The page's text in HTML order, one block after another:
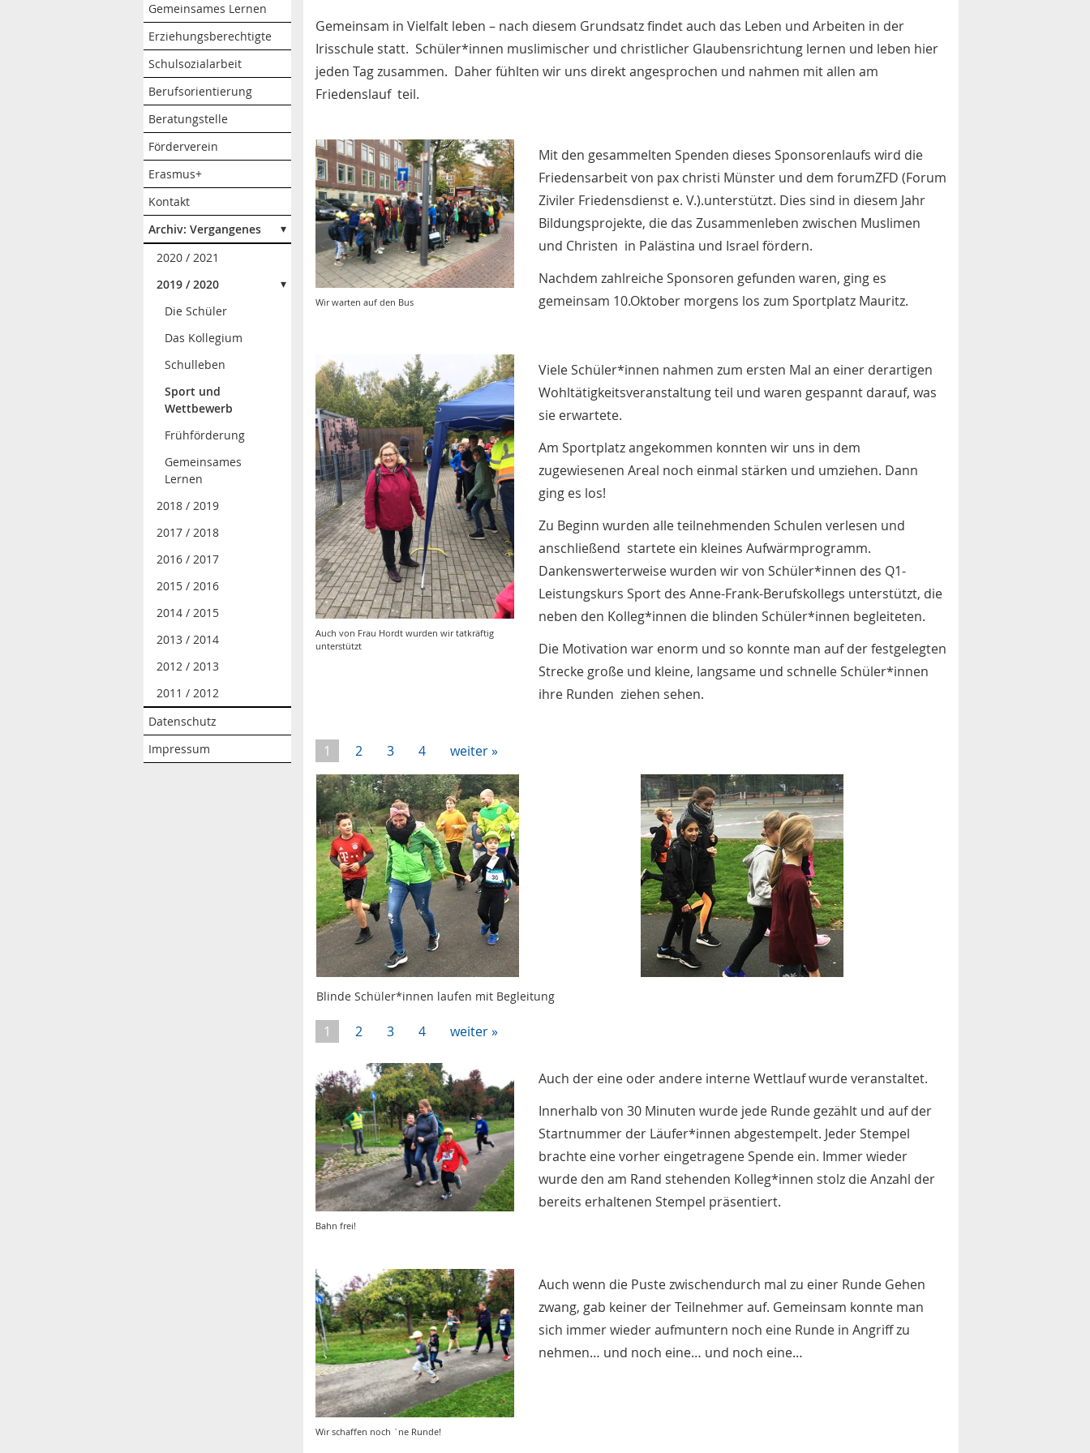
Gemeinsames Lernen
Erziehungsberechtigte
Schulsozialarbeit
Berufsorientierung
Beratungstelle
Förderverein
Erasmus+
Kontakt
Archiv: Vergangenes
2020 / 2021
2019 / 2020
Die Schüler
Das Kollegium
Schulleben
Sport und
Wettbewerb
Frühförderung
Gemeinsames
Lernen
2018 / 2019
2017 / 2018
2016 / 2017
2015 / 2016
2014 / 2015
2013 / 2014
2012 / 2013
2011 / 2012
Datenschutz
Impressum
Gemeinsam in Vielfalt leben – nach diesem Grundsatz findet auch das Leben und Arbeiten in der
Irisschule statt. Schüler*innen muslimischer und christlicher Glaubensrichtung lernen und leben hier
jeden Tag zusammen. Daher fühlten wir uns direkt angesprochen und nahmen mit allen am
Friedenslauf teil.
Wir warten auf den Bus
Mit den gesammelten Spenden dieses Sponsorenlaufs wird die
Friedensarbeit von pax christi Münster und dem forumZFD (Forum
Ziviler Friedensdienst e. V.).unterstützt. Dies sind in diesem Jahr
Bildungsprojekte, die das Zusammenleben zwischen Muslimen
und Christen in Palästina und Israel fördern.
Nachdem zahlreiche Sponsoren gefunden waren, ging es
gemeinsam 10.Oktober morgens los zum Sportplatz Mauritz.
Auch von Frau Hordt wurden wir tatkräftig
unterstützt
Viele Schüler*innen nahmen zum ersten Mal an einer derartigen
Wohltätigkeitsveranstaltung teil und waren gespannt darauf, was
sie erwartete.
Am Sportplatz angekommen konnten wir uns in dem
zugewiesenen Areal noch einmal stärken und umziehen. Dann
ging es los!
Zu Beginn wurden alle teilnehmenden Schulen verlesen und
anschließend startete ein kleines Aufwärmprogramm.
Dankenswerterweise wurden wir von Schüler*innen des Q1-
Leistungskurs Sport des Anne-Frank-Berufskollegs unterstützt, die
neben den Kolleg*innen die blinden Schüler*innen begleiteten.
Die Motivation war enorm und so konnte man auf der festgelegten
Strecke große und kleine, langsame und schnelle Schüler*innen
ihre Runden ziehen sehen.
1 2 3 4 weiter »
Blinde Schüler*innen laufen mit Begleitung
1 2 3 4 weiter »
Bahn frei!
Auch der eine oder andere interne Wettlauf wurde veranstaltet.
Innerhalb von 30 Minuten wurde jede Runde gezählt und auf der
Startnummer der Läufer*innen abgestempelt. Jeder Stempel
brachte eine vorher eingetragene Spende ein. Immer wieder
wurde den am Rand stehenden Kolleg*innen stolz die Anzahl der
bereits erhaltenen Stempel präsentiert.
Wir schaffen noch `ne Runde!
Auch wenn die Puste zwischendurch mal zu einer Runde Gehen
zwang, gab keiner der Teilnehmer auf. Gemeinsam konnte man
sich immer wieder aufmuntern noch eine Runde in Angriff zu
nehmen… und noch eine… und noch eine…